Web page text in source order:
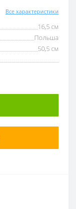
Все характеристики
16,5 см
Польша
50,5 см